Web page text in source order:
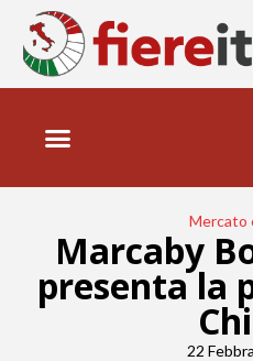
Mercato
Marcaby
presenta la
22